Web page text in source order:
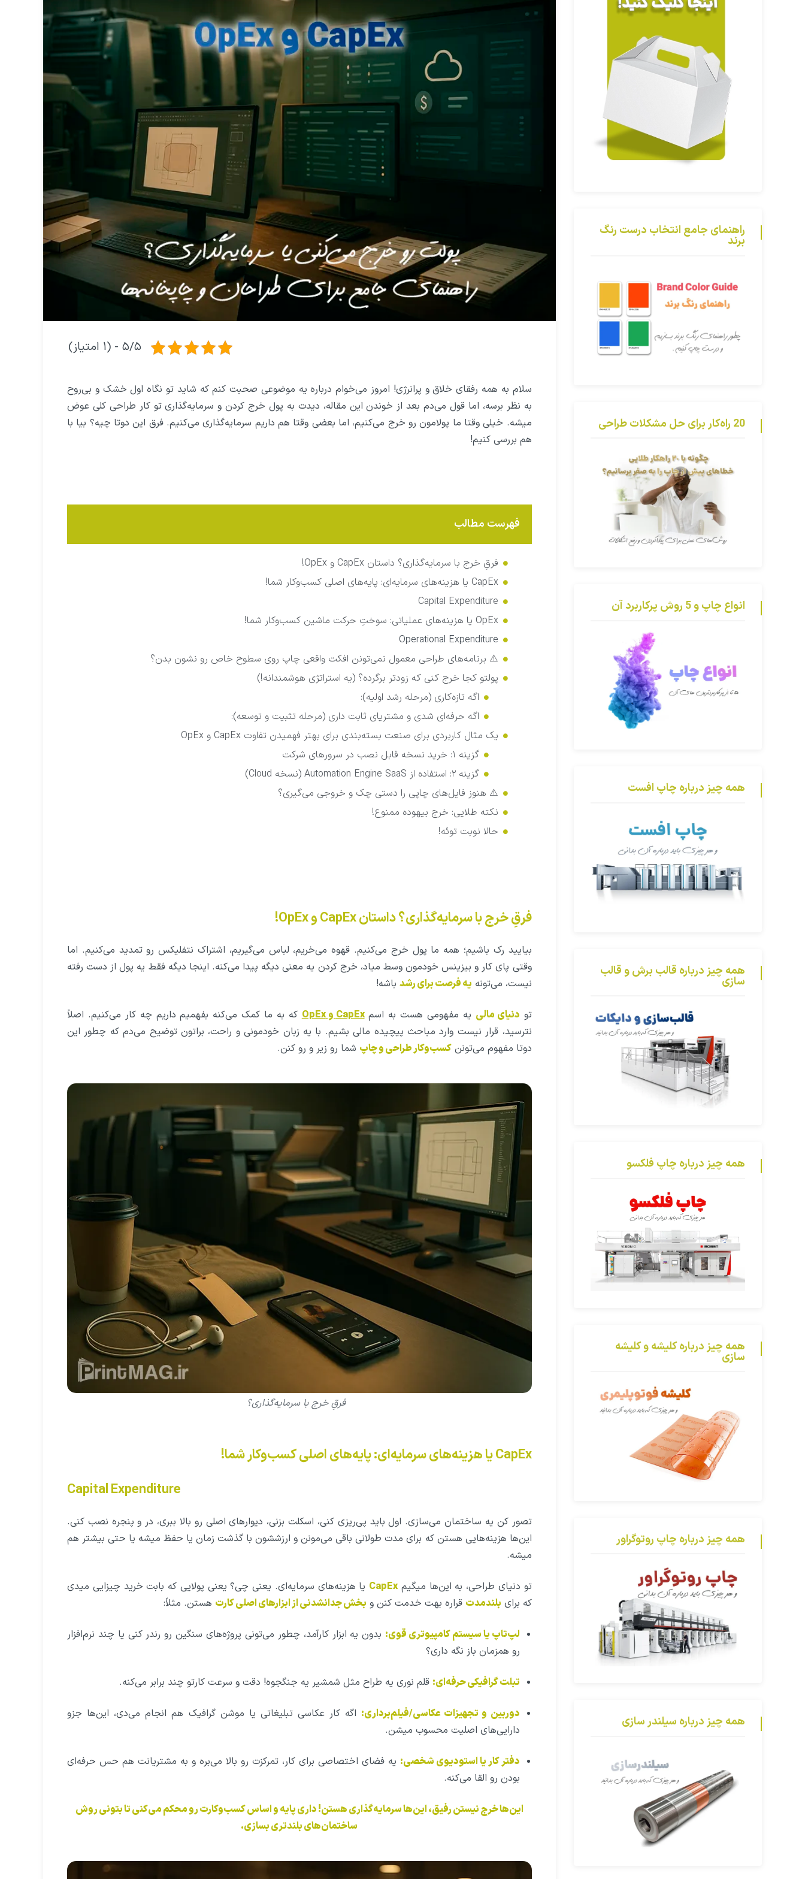
۵/۵ - (۱ امتیاز)
سلام به همه رفقای خلاق و پرانرژی! امروز می‌خوام درباره یه موضوعی صحبت کنم که شاید تو نگاه اول خشک و بی‌روح
به نظر برسه، اما قول می‌دم بعد از خوندن این مقاله، دیدت به پول خرج کردن و سرمایه‌گذاری تو کار طراحی کلی عوض
میشه. خیلی وقتا ما پولامون رو خرج می‌کنیم، اما بعضی وقتا هم داریم سرمایه‌گذاری می‌کنیم. فرق این دوتا چیه؟ بیا با
هم بررسی کنیم!
فهرست مطالب
فرقِ خرج با سرمایه‌گذاری؟ داستان CapEx و OpEx!
CapEx یا هزینه‌های سرمایه‌ای: پایه‌های اصلی کسب‌وکار شما!
Capital Expenditure
OpEx یا هزینه‌های عملیاتی: سوختِ حرکت ماشین کسب‌وکار شما!
Operational Expenditure
⚠️ برنامه‌های طراحی معمول نمی‌تونن افکت واقعی چاپ روی سطوح خاص رو نشون بدن؟
پولتو کجا خرج کنی که زودتر برگرده؟ (یه استراتژی هوشمندانه!)
اگه تازه‌کاری (مرحله رشد اولیه):
اگه حرفه‌ای شدی و مشتریای ثابت داری (مرحله تثبیت و توسعه):
یک مثال کاربردی برای صنعت بسته‌بندی برای بهتر فهمیدن تفاوت CapEx و OpEx
گزینه ۱: خرید نسخه قابل نصب در سرورهای شرکت
گزینه ۲: استفاده از Automation Engine SaaS (نسخه Cloud)
⚠️ هنوز فایل‌های چاپی را دستی چک و خروجی می‌گیری؟
نکته طلایی: خرج بیهوده ممنوع!
حالا نوبت توئه!
فرقِ خرج با سرمایه‌گذاری؟ داستان CapEx و OpEx!
بیایید رک باشیم؛ همه ما پول خرج می‌کنیم. قهوه می‌خریم، لباس می‌گیریم، اشتراک نتفلیکس رو تمدید می‌کنیم. اما
وقتی پای کار و بیزینس خودمون وسط میاد، خرج کردن یه معنی دیگه پیدا می‌کنه. اینجا دیگه فقط یه پول از دست رفته
نیست، می‌تونه یه فرصت برای رشد باشه!
تو دنیای مالی یه مفهومی هست به اسمCapEx و OpEx
که به ما کمک می‌کنه بفهمیم داریم چه کار می‌کنیم. اصلاً
نترسید، قرار نیست وارد مباحث پیچیده مالی بشیم. با یه زبان خودمونی و راحت، براتون توضیح می‌دم که چطور این
دوتا مفهوم می‌توننکسب‌وکار طراحی و چاپ شما رو زیر و رو کنن.
فرقِ خرج با سرمایه‌گذاری؟
CapEx یا هزینه‌های سرمایه‌ای: پایه‌های اصلی کسب‌وکار شما!
Capital Expenditure
تصور کن یه ساختمان می‌سازی. اول باید پی‌ریزی کنی، اسکلت بزنی، دیوارهای اصلی رو بالا ببری، در و پنجره نصب کنی.
این‌ها هزینه‌هایی هستن که برای مدت طولانی باقی می‌مونن و ارزششون با گذشت زمان یا حفظ میشه یا حتی بیشتر هم
میشه.
تو دنیای طراحی، به این‌ها میگیم CapEx یا هزینه‌های سرمایه‌ای. یعنی چی؟ یعنی پولایی که بابت خرید چیزایی میدی
که برای بلندمدت قراره بهت خدمت کنن و بخش جدانشدنی از ابزارهای اصلی کارت هستن. مثلاً:
لپ‌تاپ یا سیستم کامپیوتری قوی: بدون یه ابزار کارآمد، چطور می‌تونی پروژه‌های سنگین رو رندر کنی یا چند نرم‌افزار
رو همزمان باز نگه داری؟
تبلت گرافیکی حرفه‌ای: قلم نوری یه طراح مثل شمشیر یه جنگجوه! دقت و سرعت کارتو چند برابر می‌کنه.
دوربین و تجهیزات عکاسی/فیلم‌برداری: اگه کار عکاسی تبلیغاتی یا موشن گرافیک هم انجام می‌دی، این‌ها جزو
دارایی‌های اصلیت محسوب میشن.
دفتر کار یا استودیوی شخصی: یه فضای اختصاصی برای کار، تمرکزت رو بالا می‌بره و به مشتریانت هم حس حرفه‌ای
بودن رو القا می‌کنه.
این‌ها خرج نیستن رفیق، این‌ها سرمایه‌گذاری هستن! داری پایه و اساس کسب‌وکارت رو محکم می‌کنی تا بتونی روش
ساختمان‌های بلندتری بسازی.
راهنمای جامع انتخاب درست رنگ
برند
20 راه‌کار برای حل مشکلات طراحی
انواع چاپ و 5 روش پرکاربرد آن
همه چیز درباره چاپ افست
همه چیز درباره قالب برش و قالب
سازی
همه چیز درباره چاپ فلکسو
همه چیز درباره کلیشه و کلیشه
سازی
همه چیز درباره چاپ روتوگراور
همه چیز درباره سیلندر سازی